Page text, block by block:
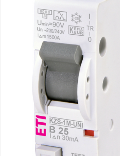
Paneluri LED
Corpuri de iluminat decorativ
interior/exterior
Accesorii pentru iluminat
Senzori de miscare, crepusculari si
ceasuri programabile